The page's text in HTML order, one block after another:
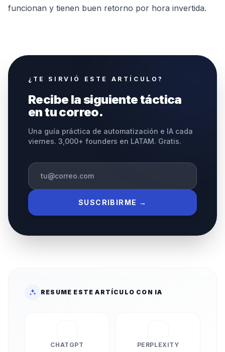
funcionan y tienen buen retorno por hora invertida.
¿TE SIRVIÓ ESTE ARTÍCULO?
Recibe la siguiente táctica
en tu correo.
Una guía práctica de automatización e IA cada
viernes. 3,000+ founders en LATAM. Gratis.
SUSCRIBIRME →
RESUME ESTE ARTÍCULO CON IA
CHATGPT PERPLEXITY